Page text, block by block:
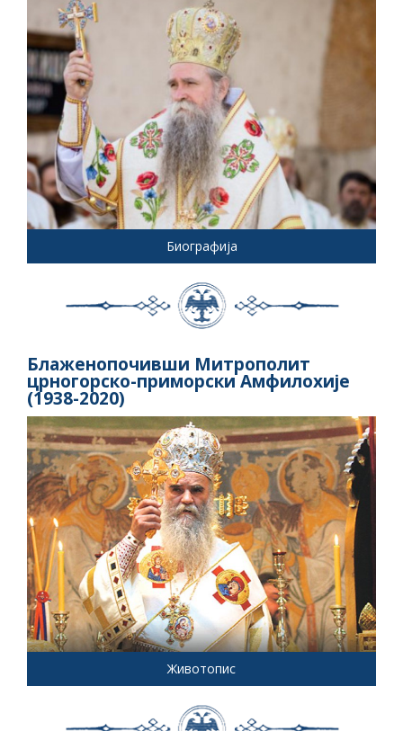
Биографија
Блаженопочивши Митрополит
црногорско-приморски Амфилохије
(1938-2020)
Животопис